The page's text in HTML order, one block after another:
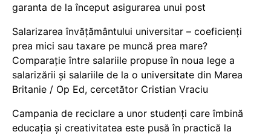
garanta de la început asigurarea unui post
Salarizarea învățământului universitar – coeficienți
prea mici sau taxare pe muncă prea mare?
Comparație între salariile propuse în noua lege a
salarizării și salariile de la o universitate din Marea
Britanie / Op Ed, cercetător Cristian Vraciu
Campania de reciclare a unor studenți care îmbină
educația și creativitatea este pusă în practică la